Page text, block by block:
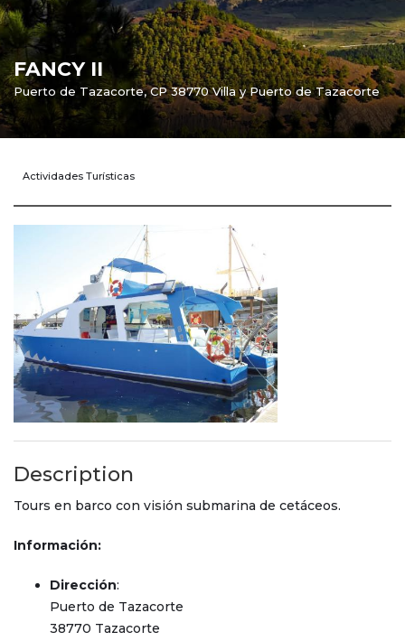
FANCY II
Puerto de Tazacorte, CP 38770 Villa y Puerto de Tazacorte
Actividades Turísticas
Description
Tours en barco con visión submarina de cetáceos.
Información:
Dirección:
Puerto de Tazacorte
38770 Tazacorte